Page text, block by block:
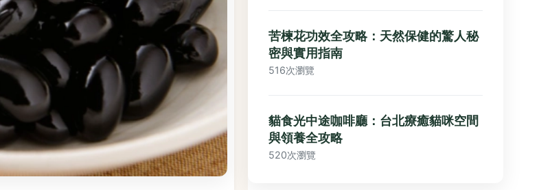
苦楝花功效全攻略：天然保健的驚人秘
密與實用指南
516次瀏覽
貓食光中途咖啡廳：台北療癒貓咪空間
與領養全攻略
520次瀏覽